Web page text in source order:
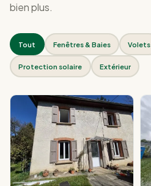
bien plus.
Tout Fenêtres & Baies Volets
Protection solaire Extérieur